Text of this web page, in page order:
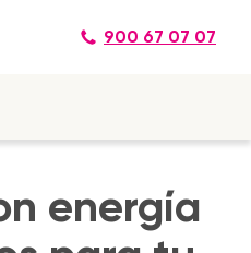
900 67 07 07
energía